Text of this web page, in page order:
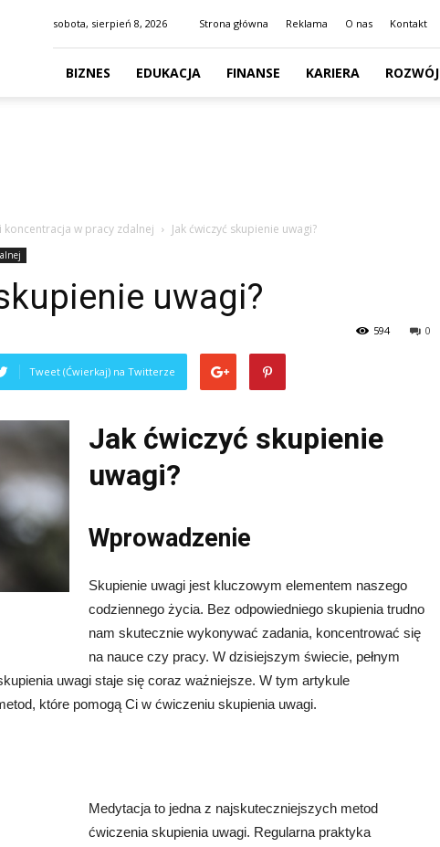
sobota, sierpień 8, 2026 Strona główna Reklama O nas Kontakt
BIZNES EDUKACJA FINANSE KARIERA ROZWÓJ
koncentracja w pracy zdalnej Jak ćwiczyć skupienie uwagi?
uwagi?
0
594
Tweet (Ćwierkaj) na Twitterze
Jak ćwiczyć skupienie
uwagi?
Wprowadzenie
Skupienie uwagi jest kluczowym elementem naszego
codziennego życia. Bez odpowiedniego skupienia trudno
nam skutecznie wykonywać zadania, koncentrować się
na nauce czy pracy. W dzisiejszym świecie, pełnym
uwagi staje się coraz ważniejsze. W tym artykule
które pomogą Ci w ćwiczeniu skupienia uwagi.
Medytacja to jedna z najskuteczniejszych metod
ćwiczenia skupienia uwagi. Regularna praktyka